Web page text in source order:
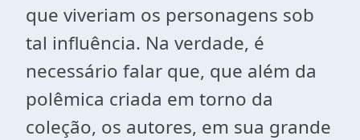
que viveriam os personagens sob
tal influência. Na verdade, é
necessário falar que, que além da
polêmica criada em torno da
coleção, os autores, em sua grande